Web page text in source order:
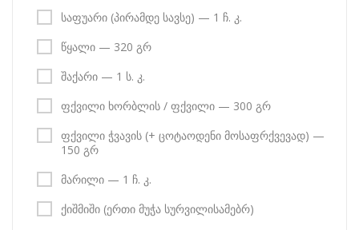
საფუარი (პირამდე სავსე) — 1 ჩ. კ.
წყალი — 320 გრ
შაქარი — 1 ს. კ.
ფქვილი ხორბლის / ფქვილი — 300 გრ
ფქვილი ჭვავის (+ ცოტაოდენი მოსაფრქვევად) —
150 გრ
მარილი — 1 ჩ. კ.
ქიშმიში (ერთი მუჭა სურვილისამებრ)